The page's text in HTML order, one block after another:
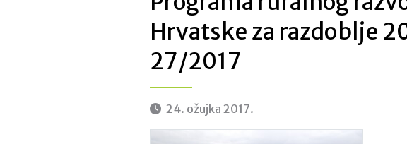
Hrvatske za razdoblje
27/2017
24. ožujka 2017.